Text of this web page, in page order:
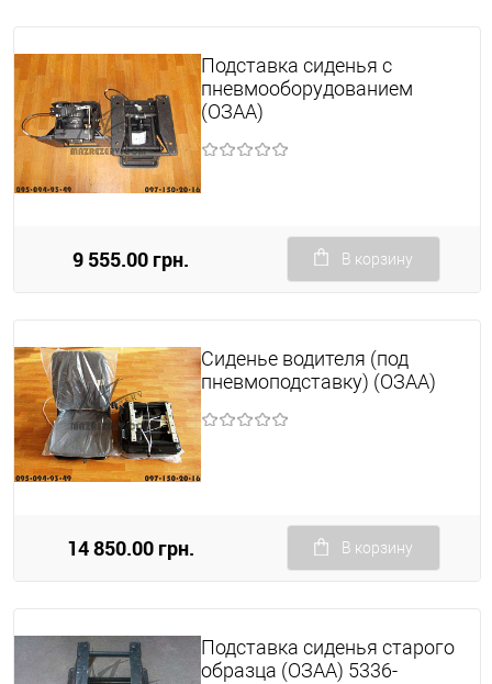
Подставка сиденья с
пневмооборудованием
(ОЗАА)
9 555.00 грн. В корзину
Сиденье водителя (под
пневмоподставку) (ОЗАА)
14 850.00 грн. В корзину
Подставка сиденья старого
образца (ОЗАА) 5336-